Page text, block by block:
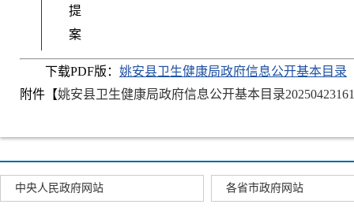
提
案
下载PDF版： 姚安县卫生健康局政府信息公开基本目录
附件【姚安县卫生健康局政府信息公开基本目录
中央人民政府网站 各省市政府网站